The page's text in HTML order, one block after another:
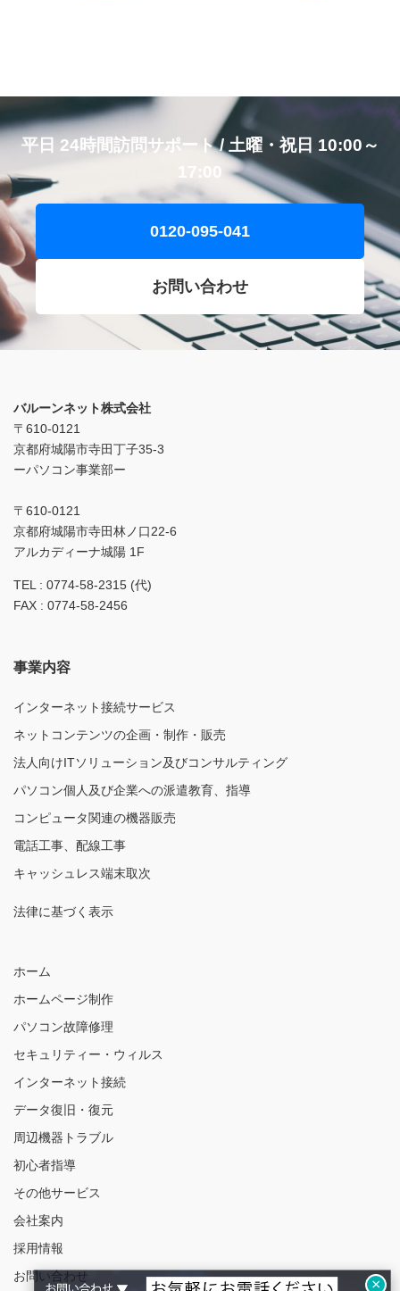
平日 24時間訪問サポート / 土曜・祝日 10:00～
17:00
0120-095-041
お問い合わせ
バルーンネット株式会社
〒610-0121
京都府城陽市寺田丁子35-3
ーパソコン事業部ー
〒610-0121
京都府城陽市寺田林ノ口22-6
アルカディーナ城陽 1F
TEL : 0774-58-2315 (代)
FAX : 0774-58-2456
事業内容
インターネット接続サービス
ネットコンテンツの企画・制作・販売
法人向けITソリューション及びコンサルティング
パソコン個人及び企業への派遣教育、指導
コンピュータ関連の機器販売
電話工事、配線工事
キャッシュレス端末取次
法律に基づく表示
ホーム
ホームページ制作
パソコン故障修理
セキュリティー・ウィルス
インターネット接続
データ復旧・復元
周辺機器トラブル
初心者指導
その他サービス
会社案内
採用情報
お問い合わせ
×